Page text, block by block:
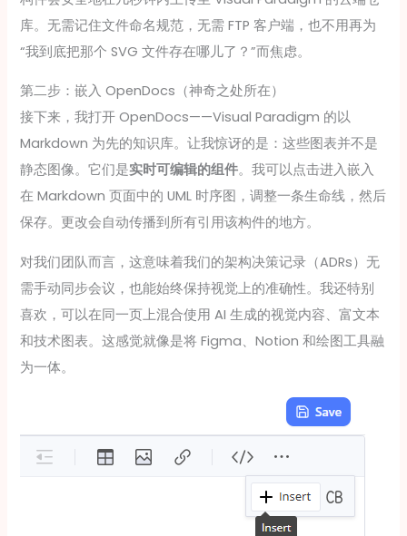
库。无需记住文件命名规范，无需 FTP 客户端，也不用再为
“我到底把那个 SVG 文件存在哪儿了？”而焦虑。
第二步：嵌入 OpenDocs（神奇之处所在）
接下来，我打开 OpenDocs——Visual Paradigm 的以
Markdown 为先的知识库。让我惊讶的是：这些图表并不是
静态图像。它们是实时可编辑的组件。我可以点击进入嵌入
在 Markdown 页面中的 UML 时序图，调整一条生命线，然后
保存。更改会自动传播到所有引用该构件的地方。
对我们团队而言，这意味着我们的架构决策记录（ADRs）无
需手动同步会议，也能始终保持视觉上的准确性。我还特别
喜欢，可以在同一页上混合使用 AI 生成的视觉内容、富文本
和技术图表。这感觉就像是将 Figma、Notion 和绘图工具融
为一体。